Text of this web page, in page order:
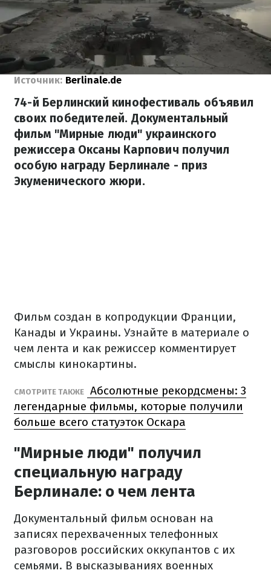
Источник: Berlinale.de
74-й Берлинский кинофестиваль объявил
своих победителей. Документальный
фильм "Мирные люди" украинского
режиссера Оксаны Карпович получил
особую награду Берлинале - приз
Экуменического жюри.
Фильм создан в копродукции Франции,
Канады и Украины. Узнайте в материале о
чем лента и как режиссер комментирует
смыслы кинокартины.
СМОТРИТЕ ТАКЖЕ
Абсолютные рекордсмены: 3
легендарные фильмы, которые получили
больше всего статуэток Оскара
"Мирные люди" получил
специальную награду
Берлинале: о чем лента
Документальный фильм основан на
записях перехваченных телефонных
разговоров российских оккупантов с их
семьями. В высказываниях военных